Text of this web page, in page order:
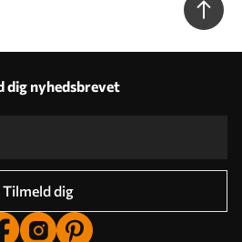
dig nyhedsbrevet
Tilmeld dig